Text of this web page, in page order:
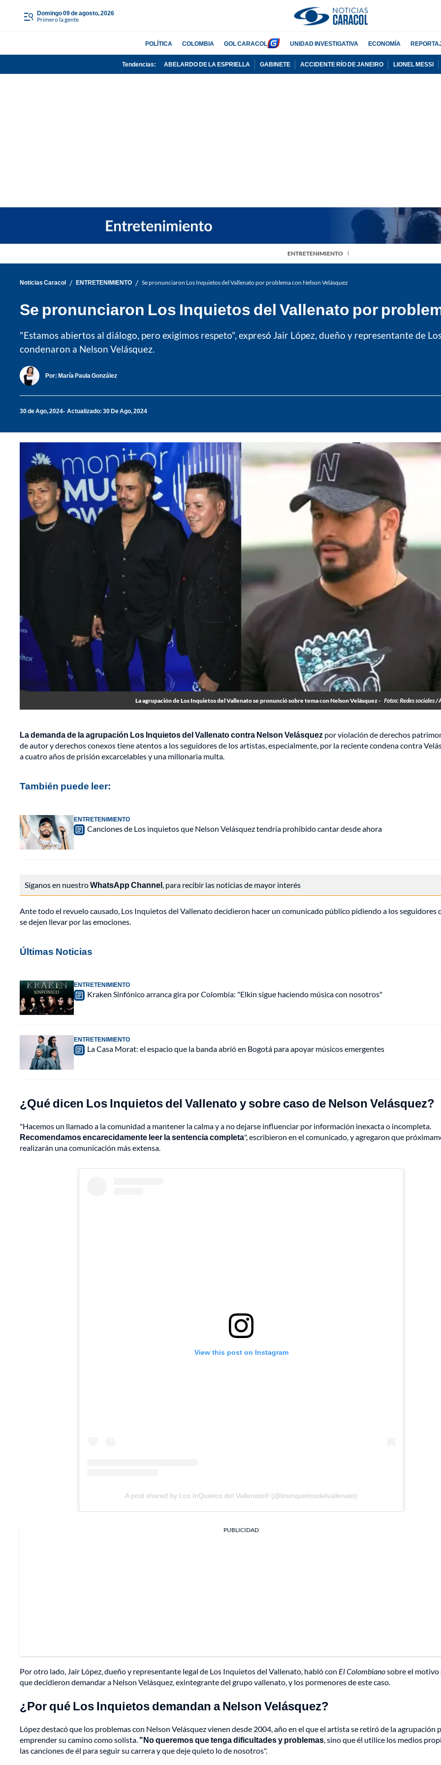
domingo 09 de agosto, 2026
Primero la gente
POLÍTICA COLOMBIA GOL CARACOL UNIDAD INVESTIGATIVA ECONOMÍA
Tendencias: ABELARDO DE LA ESPRIELLA GABINETE ACCIDENTE RÍO DE JANEIRO LIONEL MESSI
ENTRETENIMIENTO
Noticias Caracol / ENTRETENIMIENTO / Se pronunciaron Los Inquietos del Vallenato por problema con Nelson Velásquez
Se pronunciaron Los Inquietos del Vallenato por
"Estamos abiertos al diálogo, pero exigimos respeto", expresó Jair López, dueño y representante de
condenaron a Nelson Velásquez.
Por: María Paula González
30 de Ago, 2024 Actualizado: 30 De Ago, 2024
La agrupación de Los Inquietos del Vallenato se pronunció sobre tema con Nelson Velásquez - Fotos: Redes sociales /
La demanda de la agrupación Los Inquietos del Vallenato contra Nelson Velásquez por violación de derechos
de autor y derechos conexos tiene atentos a los seguidores de los artistas, especialmente, por la reciente condena contra
a cuatro años de prisión excarcelables y una millonaria multa.
También puede leer:
ENTRETENIMIENTO
Canciones de Los inquietos que Nelson Velásquez tendría prohibido cantar desde ahora
Síganos en nuestroWhatsApp Channel, para recibir las noticias de mayor interés
Ante todo el revuelo causado, Los Inquietos del Vallenato decidieron hacer un comunicado público pidiendo a los seguidores
se dejen llevar por las emociones.
Últimas Noticias
ENTRETENIMIENTO
Kraken Sinfónico arranca gira por Colombia: "Elkin sigue haciendo música con nosotros"
ENTRETENIMIENTO
La Casa Morat: el espacio que la banda abrió en Bogotá para apoyar músicos emergentes
¿Qué dicen Los Inquietos del Vallenato y sobre caso de Nelson Velásquez?
"Hacemos un llamado a la comunidad a mantener la calma y a no dejarse influenciar por información inexacta o incompleta.
Recomendamos encarecidamente leer la sentencia completa", escribieron en el comunicado, y agregaron que
realizarán una comunicación más extensa.
View this post on Instagram
A post shared by Los InQuietos del Vallenato® (@losinquietosdelvallenato)
PUBLICIDAD
Por otro lado, Jair López, dueño y representante legal de Los Inquietos del Vallenato, habló con El Colombianosobre el motivo
que decidieron demandar a Nelson Velásquez, exintegrante del grupo vallenato, y los pormenores de este caso.
¿Por qué Los Inquietos demandan a Nelson Velásquez?
López destacó que los problemas con Nelson Velásquez vienen desde 2004, año en el que el artista se retiró de la agrupación
emprender su camino como solista. "No queremos que tenga dificultades y problemas, sino que él utilice los medios
las canciones de él para seguir su carrera y que deje quieto lo de nosotros".